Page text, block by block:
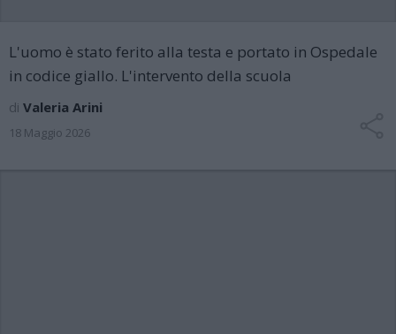
L'uomo è stato ferito alla testa e portato in Ospedale
in codice giallo. L'intervento della scuola
di Valeria Arini
18 Maggio 2026